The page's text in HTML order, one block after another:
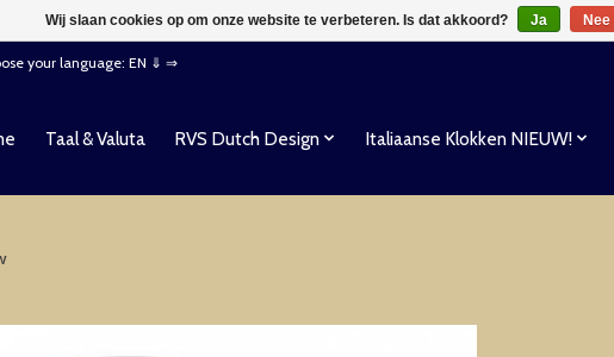
your language: EN ⇓ ⇒
Taal & Valuta RVS Dutch Design Italiaanse Klokken NIEUW!
Wij slaan cookies op om onze website te verbeteren. Is dat akkoord? Ja Nee